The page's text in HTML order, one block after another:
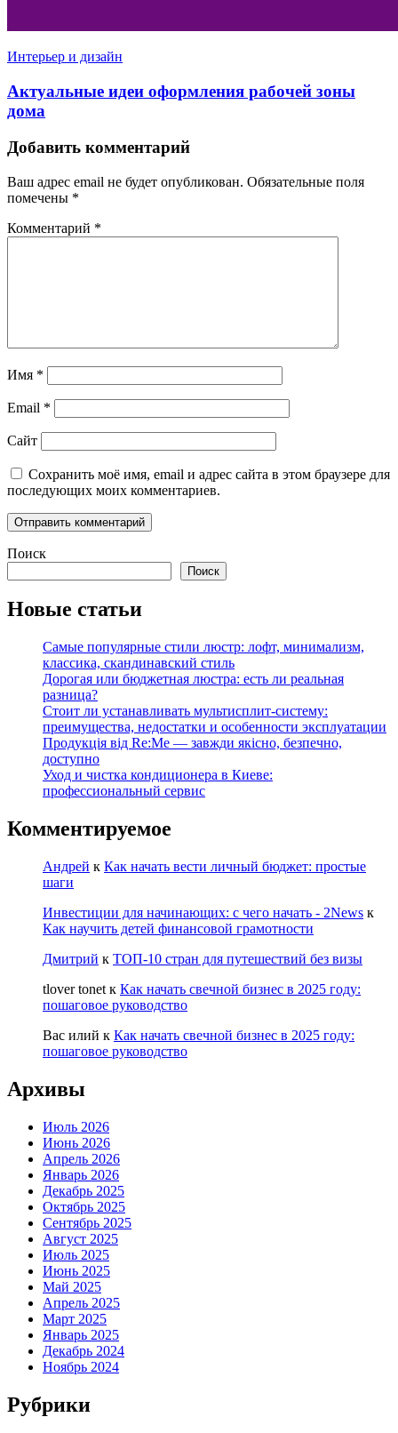
Интерьер и дизайн
Актуальные идеи оформления рабочей зоны
дома
Добавить комментарий
Ваш адрес email не будет опубликован. Обязательные поля
помечены *
Комментарий *
Имя *
Email *
Сайт
Сохранить моё имя, email и адрес сайта в этом браузере для
последующих моих комментариев.
Поиск
Поиск
Новые статьи
Самые популярные стили люстр: лофт, минимализм,
классика, скандинавский стиль
Дорогая или бюджетная люстра: есть ли реальная
разница?
Стоит ли устанавливать мультисплит-систему:
преимущества, недостатки и особенности эксплуатации
Продукція від Re:Me — завжди якісно, безпечно,
доступно
Уход и чистка кондиционера в Киеве:
профессиональный сервис
Комментируемое
Андрей к Как начать вести личный бюджет: простые
шаги
Инвестиции для начинающих: с чего начать - 2News к
Как научить детей финансовой грамотности
Дмитрий к ТОП-10 стран для путешествий без визы
tlover tonet к Как начать свечной бизнес в 2025 году:
пошаговое руководство
Вас илий к Как начать свечной бизнес в 2025 году:
пошаговое руководство
Архивы
Июль 2026
Июнь 2026
Апрель 2026
Январь 2026
Декабрь 2025
Октябрь 2025
Сентябрь 2025
Август 2025
Июль 2025
Июнь 2025
Май 2025
Апрель 2025
Март 2025
Январь 2025
Декабрь 2024
Ноябрь 2024
Рубрики